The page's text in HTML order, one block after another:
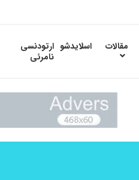
مقالات اسلایدشو ارتودنسی
نامرئی